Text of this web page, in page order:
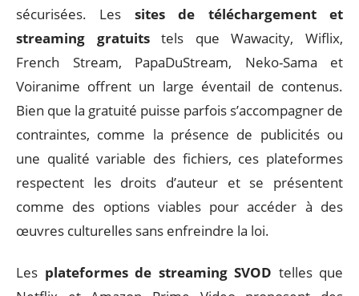
sécurisées. Les sites de téléchargement et
streaming gratuitstels que Wawacity, Wiflix,
French Stream, PapaDuStream, Neko-Sama et
Voiranime offrent un large éventail de contenus.
Bien que la gratuité puisse parfois s’accompagner de
contraintes, comme la présence de publicités ou
une qualité variable des fichiers, ces plateformes
respectent les droits d’auteur et se présentent
comme des options viables pour accéder à des
œuvres culturelles sans enfreindre la loi.
Les plateformes de streaming SVOD telles que